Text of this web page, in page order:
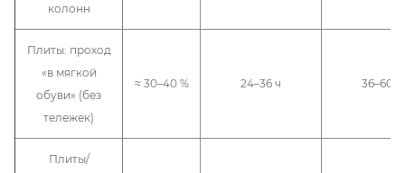
колонн
Плиты: проход
«в мягкой
обуви» (без
тележек)
≈ 30–40 % 24–36 ч 36–60 ч
Плиты/